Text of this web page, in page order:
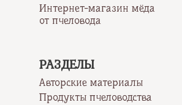
Интернет-магазин мёда
от пчеловода
РАЗДЕЛЫ
Авторские материалы
Продукты пчеловодства